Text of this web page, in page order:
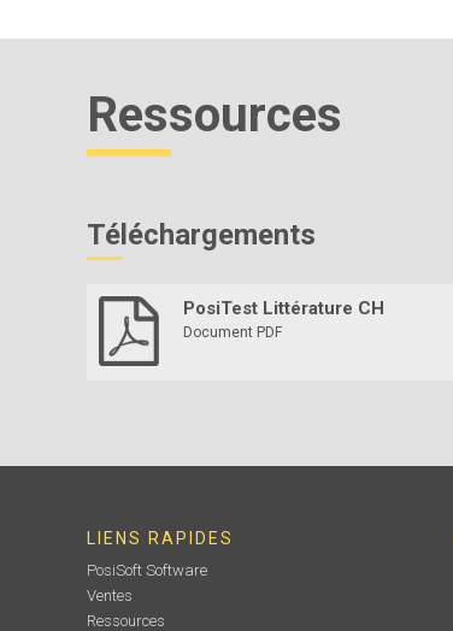
Ressources
Téléchargements
PosiTest Littérature CH
Document PDF
LIENS RAPIDES
PosiSoft Software
Ventes
Ressources